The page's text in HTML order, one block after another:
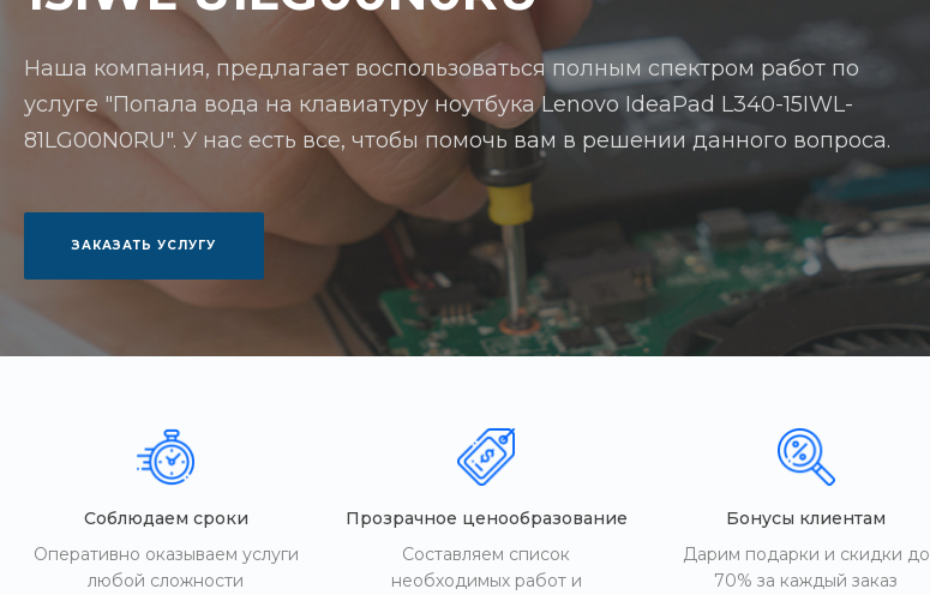
Наша компания, предлагает воспользоваться полным спектром работ по
услуге "Попала вода на клавиатуру ноутбука Lenovo IdeaPad L340-15IWL-
81LG00N0RU". У нас есть все, чтобы помочь вам в решении данного вопроса.
ЗАКАЗАТЬ УСЛУГУ
Соблюдаем сроки
Оперативно оказываем услуги
любой сложности
Прозрачное ценообразование
Составляем список
необходимых работ и
Бонусы клиентам
Дарим подарки и скидки до
70% за каждый заказ